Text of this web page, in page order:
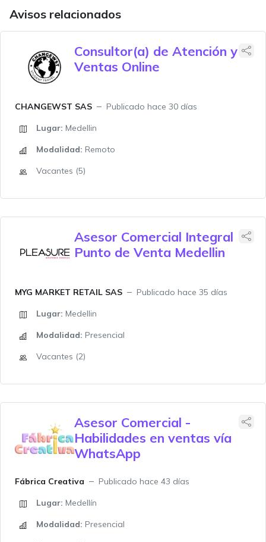
Avisos relacionados
Consultor(a) de Atención y
Ventas Online
CHANGEWST SAS
Publicado hace 30 días
Lugar: Medellin
Modalidad: Remoto
Vacantes (5)
Asesor Comercial Integral
Punto de Venta Medellin
MYG MARKET RETAIL SAS
Publicado hace 35 días
Lugar: Medellin
Modalidad: Presencial
Vacantes (2)
Asesor Comercial -
Habilidades en ventas vía
WhatsApp
Fábrica Creativa
Publicado hace 43 días
Lugar: Medellín
Modalidad: Presencial